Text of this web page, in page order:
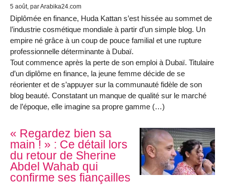
5 août, par Arabika24.com
Diplômée en finance, Huda Kattan s’est hissée au sommet de
l’industrie cosmétique mondiale à partir d’un simple blog. Un
empire né grâce à un coup de pouce familial et une rupture
professionnelle déterminante à Dubaï.
Tout commence après la perte de son emploi à Dubaï. Titulaire
d’un diplôme en finance, la jeune femme décide de se
réorienter et de s’appuyer sur la communauté fidèle de son
blog beauté. Constatant un manque de qualité sur le marché
de l’époque, elle imagine sa propre gamme (…)
« Regardez bien sa
main ! » : Ce détail lors
du retour de Sherine
Abdel Wahab qui
confirme ses fiançailles